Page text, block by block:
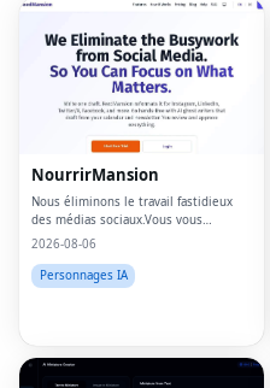
NourrirMansion
Nous éliminons le travail fastidieux
des médias sociaux.Vous vous
concentrez sur ce qui compte.
2026-08-06
Personnages IA